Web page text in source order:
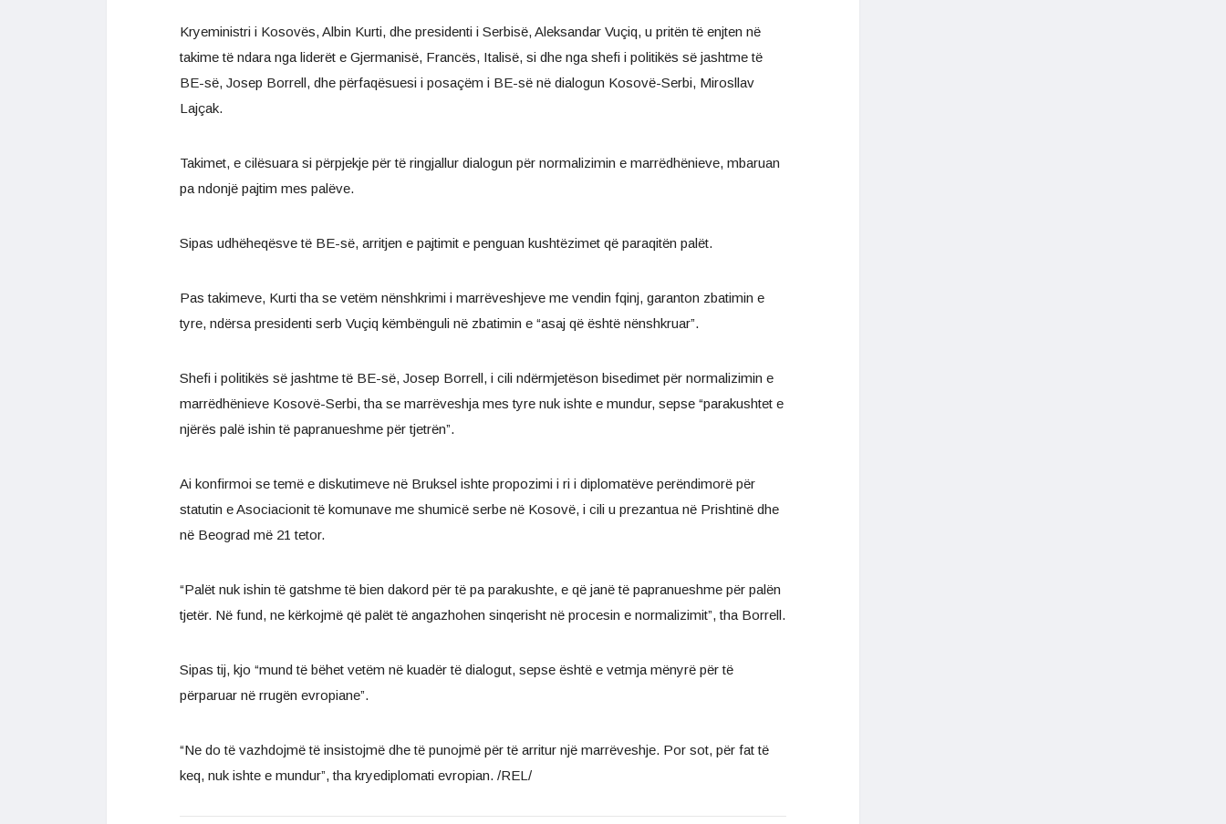
Kryeministri i Kosovës, Albin Kurti, dhe presidenti i Serbisë, Aleksandar Vuçiq, u pritën të enjten në
takime të ndara nga liderët e Gjermanisë, Francës, Italisë, si dhe nga shefi i politikës së jashtme të
BE-së, Josep Borrell, dhe përfaqësuesi i posaçëm i BE-së në dialogun Kosovë-Serbi, Mirosllav
Lajçak.
Takimet, e cilësuara si përpjekje për të ringjallur dialogun për normalizimin e marrëdhënieve, mbaruan
pa ndonjë pajtim mes palëve.
Sipas udhëheqësve të BE-së, arritjen e pajtimit e penguan kushtëzimet që paraqitën palët.
Pas takimeve, Kurti tha se vetëm nënshkrimi i marrëveshjeve me vendin fqinj, garanton zbatimin e
tyre, ndërsa presidenti serb Vuçiq këmbënguli në zbatimin e “asaj që është nënshkruar”.
Shefi i politikës së jashtme të BE-së, Josep Borrell, i cili ndërmjetëson bisedimet për normalizimin e
marrëdhënieve Kosovë-Serbi, tha se marrëveshja mes tyre nuk ishte e mundur, sepse “parakushtet e
njërës palë ishin të papranueshme për tjetrën”.
Ai konfirmoi se temë e diskutimeve në Bruksel ishte propozimi i ri i diplomatëve perëndimorë për
statutin e Asociacionit të komunave me shumicë serbe në Kosovë, i cili u prezantua në Prishtinë dhe
në Beograd më 21 tetor.
“Palët nuk ishin të gatshme të bien dakord për të pa parakushte, e që janë të papranueshme për palën
tjetër. Në fund, ne kërkojmë që palët të angazhohen sinqerisht në procesin e normalizimit”, tha Borrell.
Sipas tij, kjo “mund të bëhet vetëm në kuadër të dialogut, sepse është e vetmja mënyrë për të
përparuar në rrugën evropiane”.
“Ne do të vazhdojmë të insistojmë dhe të punojmë për të arritur një marrëveshje. Por sot, për fat të
keq, nuk ishte e mundur”, tha kryediplomati evropian. /REL/